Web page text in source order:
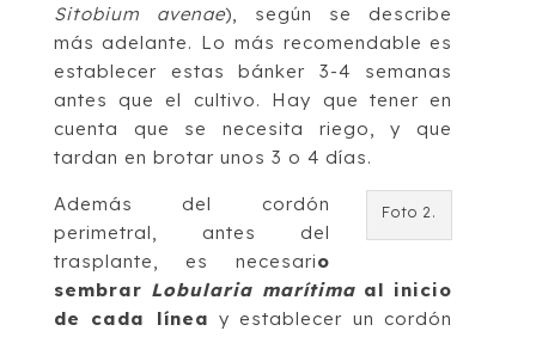
Sitobium avenae), según se describe
más adelante. Lo más recomendable es
establecer estas bánker 3-4 semanas
antes que el cultivo. Hay que tener en
cuenta que se necesita riego, y que
tardan en brotar unos 3 o 4 días.
Foto 2.
Además del cordón
perimetral, antes del
trasplante, es necesario
sembrar Lobularia marítimaal inicio
de cada línea y establecer un cordón